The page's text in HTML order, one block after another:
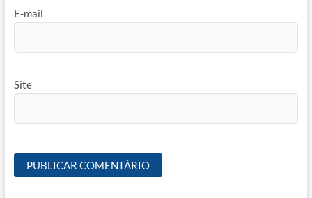
E-mail
Site